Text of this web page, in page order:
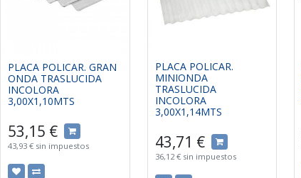
PLACA POLICAR. GRAN
ONDA TRASLUCIDA
INCOLORA
3,00X1,10MTS
53,15 €
43,93 € sin impuestos
PLACA POLICAR.
MINIONDA
TRASLUCIDA
INCOLORA
3,00X1,14MTS
43,71 €
36,12 € sin impuestos